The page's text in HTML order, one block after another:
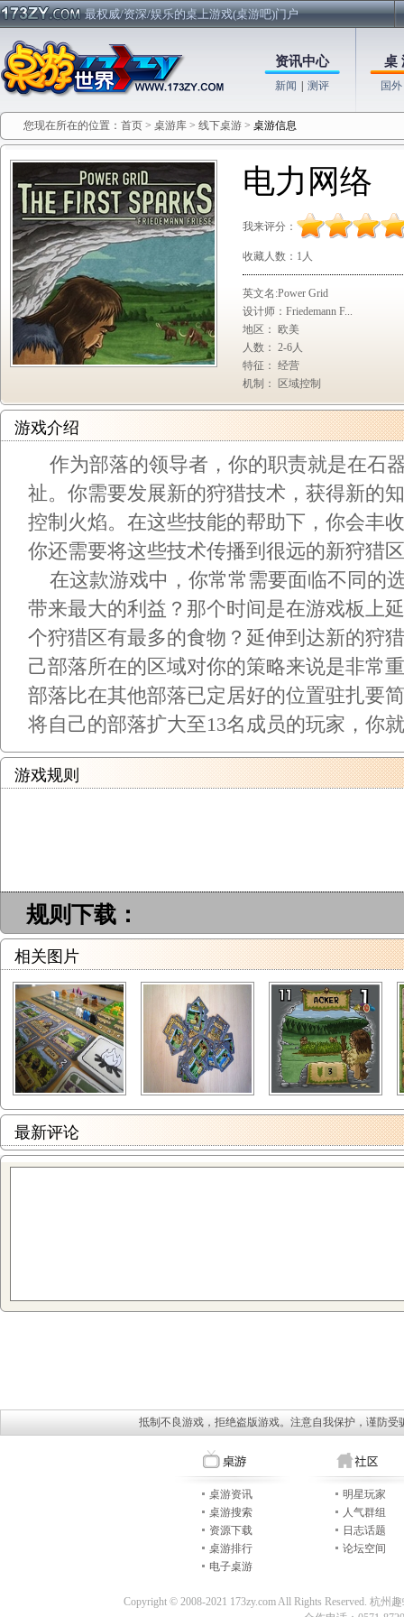
最权威/资深/娱乐的桌上游戏(桌游吧)门户
资讯中心
新闻 测评
桌
国外
您现在所在的位置： 首页 > 桌游库 > 线下桌游 > 桌游信息
电力网络
我来评分：
收藏人数： 1人
英文名:Power Grid
设计师：Friedemann F...
地区： 欧美
人数： 2-6人
特征： 经营
机制： 区域控制
游戏介绍
作为部落的领导者，你的职责就是在石
祉。你需要发展新的狩猎技术，获得新的
控制火焰。在这些技能的帮助下，你会丰
你还需要将这些技术传播到很远的新狩
在这款游戏中，你常常需要面临不同的
带来最大的利益？那个时间是在游戏板上
个狩猎区有最多的食物？延伸到达新的狩
己部落所在的区域对你的策略来说是非常
部落比在其他部落已定居好的位置驻扎要
将自己的部落扩大至13名成员的玩家，你
游戏规则
规则下载：
相关图片
最新评论
抵制不良游戏，拒绝盗版游戏。注意自我保护，谨防
桌游资讯
桌游搜索
资源下载
桌游排行
电子桌游
明星玩家
人气群组
日志话题
论坛空间
Copyright © 2008-2021 173zy.com All Rights Reserved. 杭